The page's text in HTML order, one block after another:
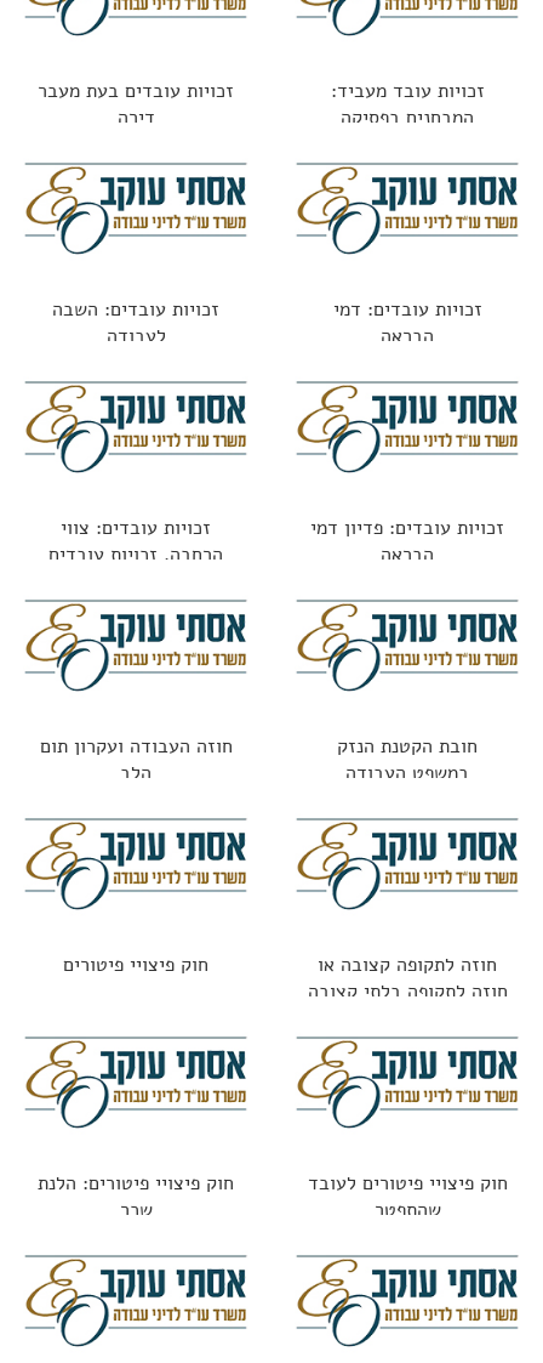
זכויות עובד מעביד:
המבחנים בפסיקה
זכויות עובדים בעת מעבר
דירה
זכויות עובדים: דמי
הבראה
זכויות עובדים: השבה
לעבודה
זכויות עובדים: פדיון דמי
הבראה
זכויות עובדים: צווי
הרחבה, זכויות עובדים
חובת הקטנת הנזק
במשפט העבודה
חוזה העבודה ועקרון תום
הלב
חוזה לתקופה קצובה או
חוזה לתקופה בלתי קצובה
חוק פיצויי פיטורים
חוק פיצויי פיטורים לעובד
שהתפטר
חוק פיצויי פיטורים: הלנת
שכר